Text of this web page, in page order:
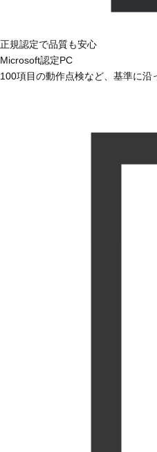
正規認定で品質も安心
Microsoft認定PC
100項目の動作点検など、基準に